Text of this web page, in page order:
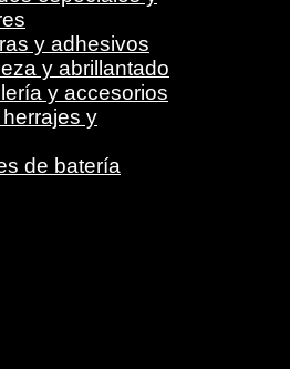
y adhesivos
y abrillantado
y accesorios
y
de batería